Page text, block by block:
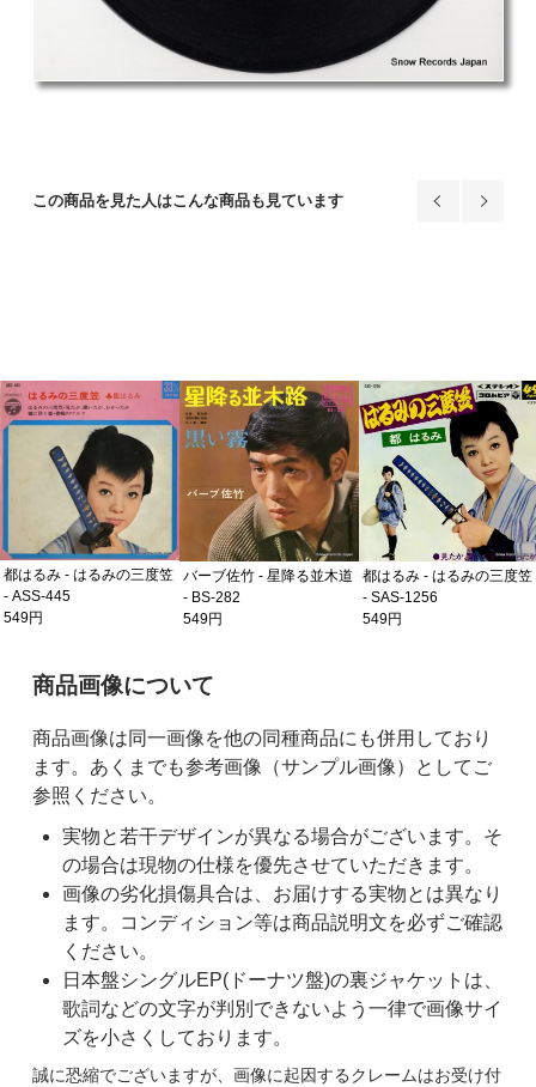
この商品を見た人はこんな商品も見ています
都はるみ - はるみの三度笠
- ASS-445
549円
バーブ佐竹 - 星降る並木道
- BS-282
549円
都はるみ - はるみの三度笠
- SAS-1256
549円
ご購入前の注意事項
商品画像について
商品画像は同一画像を他の同種商品にも併用しており
ます。あくまでも参考画像（サンプル画像）としてご
参照ください。
実物と若干デザインが異なる場合がございます。そ
の場合は現物の仕様を優先させていただきます。
画像の劣化損傷具合は、お届けする実物とは異なり
ます。コンディション等は商品説明文を必ずご確認
ください。
日本盤シングルEP(ドーナツ盤)の裏ジャケットは、
歌詞などの文字が判別できないよう一律で画像サイ
ズを小さくしております。
誠に恐縮でございますが、画像に起因するクレームはお受け付